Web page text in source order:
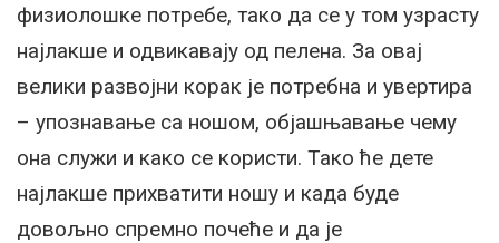
физиолошке потребе, тако да се у том узрасту
најлакше и одвикавају од пелена. За овај
велики развојни корак је потребна и увертира
– упознавање са ношом, објашњавање чему
она служи и како се користи. Тако ће дете
најлакше прихватити ношу и када буде
довољно спремно почеће и да је